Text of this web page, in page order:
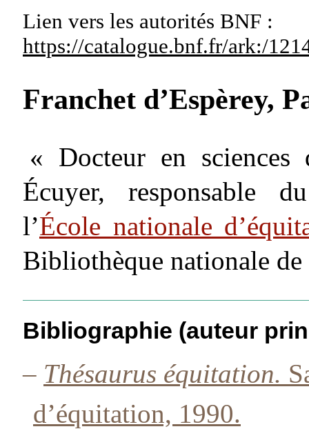
Lien vers les autorités BNF :
https://catalogue.bnf.fr/ark:/
Franchet d’Espèrey,
« Docteur en sciences
Écuyer, responsable
l’École nationale
Bibliothèque nationale de
Bibliographie (auteur
– Thésaurus équitation.
d’équitation, 1990.